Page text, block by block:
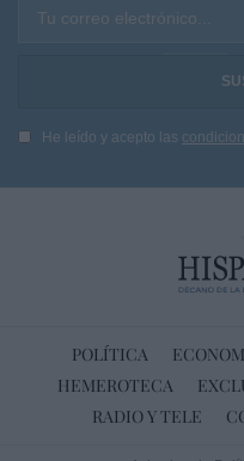
Tu correo electrónico...
He leído y acepto las
POLÍTICA
HEMEROTECA
RADIO Y TELE